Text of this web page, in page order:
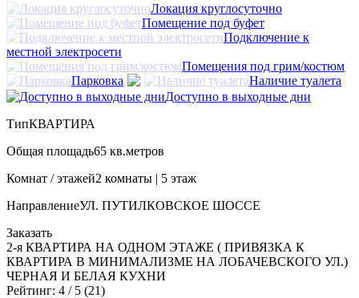
Локация круглосуточно
Помещение под буфет
Подключение к
местной электросети
Помещения под грим/костюм
Парковка
Наличие туалета
Доступно в выходные дни
ТипКВАРТИРА
Общая площадь65 кв.метров
Комнат / этажей2 комнаты | 5 этаж
НаправлениеУЛ. ПУТИЛКОВСКОЕ ШОССЕ
Заказать
2-я КВАРТИРА НА ОДНОМ ЭТАЖЕ ( ПРИВЯЗКА К
КВАРТИРА В МИНИМАЛИЗМЕ НА ЛОБАЧЕВСКОГО УЛ.)
ЧЕРНАЯ И БЕЛАЯ КУХНИ
Рейтинг: 4 / 5 (21)